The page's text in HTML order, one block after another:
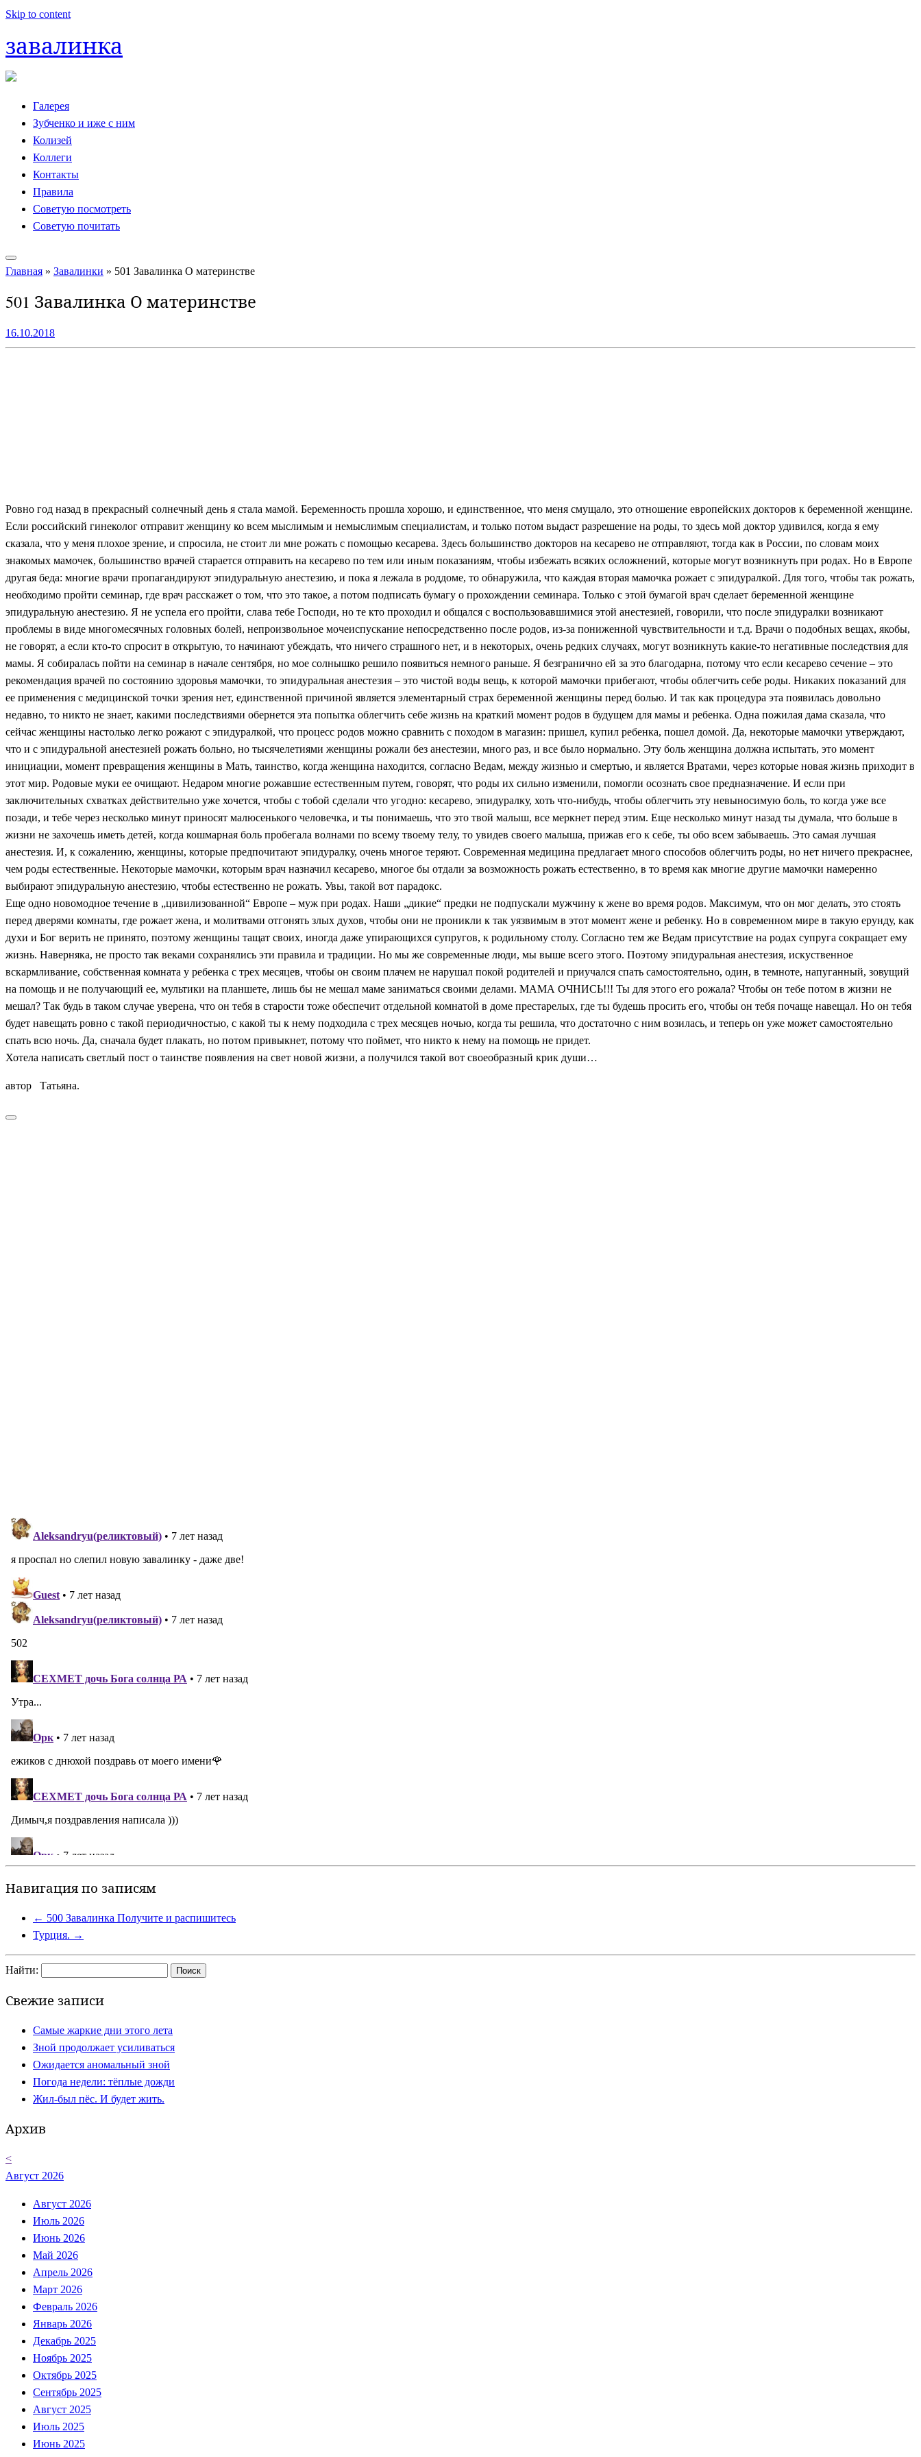
Skip to content
завалинка
Галерея
Зубченко и иже с ним
Колизей
Коллеги
Контакты
Правила
Советую посмотреть
Советую почитать
Главная » Завалинки » 501 Завалинка О материнстве
501 Завалинка О материнстве
16.10.2018
Ровно год назад в прекрасный солнечный день я стала мамой. Беременность прошла хорошо, и единственное, что меня смущало, это отношение европейских докторов к беременной женщине.
Если российский гинеколог отправит женщину ко всем мыслимым и немыслимым специалистам, и только потом выдаст разрешение на роды, то здесь мой доктор удивился, когда я ему
сказала, что у меня плохое зрение, и спросила, не стоит ли мне рожать с помощью кесарева. Здесь большинство докторов на кесарево не отправляют, тогда как в России, по словам моих
знакомых мамочек, большинство врачей старается отправить на кесарево по тем или иным показаниям, чтобы избежать всяких осложнений, которые могут возникнуть при родах. Но в Европе
другая беда: многие врачи пропагандируют эпидуральную анестезию, и пока я лежала в роддоме, то обнаружила, что каждая вторая мамочка рожает с эпидуралкой. Для того, чтобы так рожать,
необходимо пройти семинар, где врач расскажет о том, что это такое, а потом подписать бумагу о прохождении семинара. Только с этой бумагой врач сделает беременной женщине
эпидуральную анестезию. Я не успела его пройти, слава тебе Господи, но те кто проходил и общался с воспользовавшимися этой анестезией, говорили, что после эпидуралки возникают
проблемы в виде многомесячных головных болей, непроизвольное мочеиспускание непосредственно после родов, из-за пониженной чувствительности и т.д. Врачи о подобных вещах, якобы,
не говорят, а если кто-то спросит в открытую, то начинают убеждать, что ничего страшного нет, и в некоторых, очень редких случаях, могут возникнуть какие-то негативные последствия для
мамы. Я собиралась пойти на семинар в начале сентября, но мое солнышко решило появиться немного раньше. Я безгранично ей за это благодарна, потому что если кесарево сечение – это
рекомендация врачей по состоянию здоровья мамочки, то эпидуральная анестезия – это чистой воды вещь, к которой мамочки прибегают, чтобы облегчить себе роды. Никаких показаний для
ее применения с медицинской точки зрения нет, единственной причиной является элементарный страх беременной женщины перед болью. И так как процедура эта появилась довольно
недавно, то никто не знает, какими последствиями обернется эта попытка облегчить себе жизнь на краткий момент родов в будущем для мамы и ребенка. Одна пожилая дама сказала, что
сейчас женщины настолько легко рожают с эпидуралкой, что процесс родов можно сравнить с походом в магазин: пришел, купил ребенка, пошел домой. Да, некоторые мамочки утверждают,
что и с эпидуральной анестезией рожать больно, но тысячелетиями женщины рожали без анестезии, много раз, и все было нормально. Эту боль женщина должна испытать, это момент
инициации, момент превращения женщины в Мать, таинство, когда женщина находится, согласно Ведам, между жизнью и смертью, и является Вратами, через которые новая жизнь приходит в
этот мир. Родовые муки ее очищают. Недаром многие рожавшие естественным путем, говорят, что роды их сильно изменили, помогли осознать свое предназначение. И если при
заключительных схватках действительно уже хочется, чтобы с тобой сделали что угодно: кесарево, эпидуралку, хоть что-нибудь, чтобы облегчить эту невыносимую боль, то когда уже все
позади, и тебе через несколько минут приносят малюсенького человечка, и ты понимаешь, что это твой малыш, все меркнет перед этим. Еще несколько минут назад ты думала, что больше в
жизни не захочешь иметь детей, когда кошмарная боль пробегала волнами по всему твоему телу, то увидев своего малыша, прижав его к себе, ты обо всем забываешь. Это самая лучшая
анестезия. И, к сожалению, женщины, которые предпочитают эпидуралку, очень многое теряют. Современная медицина предлагает много способов облегчить роды, но нет ничего прекраснее,
чем роды естественные. Некоторые мамочки, которым врач назначил кесарево, многое бы отдали за возможность рожать естественно, в то время как многие другие мамочки намеренно
выбирают эпидуральную анестезию, чтобы естественно не рожать. Увы, такой вот парадокс.
Еще одно новомодное течение в „цивилизованной“ Европе – муж при родах. Наши „дикие“ предки не подпускали мужчину к жене во время родов. Максимум, что он мог делать, это стоять
перед дверями комнаты, где рожает жена, и молитвами отгонять злых духов, чтобы они не проникли к так уязвимым в этот момент жене и ребенку. Но в современном мире в такую ерунду, как
духи и Бог верить не принято, поэтому женщины тащат своих, иногда даже упирающихся супругов, к родильному столу. Согласно тем же Ведам присутствие на родах супруга сокращает ему
жизнь. Наверняка, не просто так веками сохранялись эти правила и традиции. Но мы же современные люди, мы выше всего этого. Поэтому эпидуральная анестезия, искуственное
вскармливание, собственная комната у ребенка с трех месяцев, чтобы он своим плачем не нарушал покой родителей и приучался спать самостоятельно, один, в темноте, напуганный, зовущий
на помощь и не получающий ее, мультики на планшете, лишь бы не мешал маме заниматься своими делами. МАМА ОЧНИСЬ!!! Ты для этого его рожала? Чтобы он тебе потом в жизни не
мешал? Так будь в таком случае уверена, что он тебя в старости тоже обеспечит отдельной комнатой в доме престарелых, где ты будешь просить его, чтобы он тебя почаще навещал. Но он тебя
будет навещать ровно с такой периодичностью, с какой ты к нему подходила с трех месяцев ночью, когда ты решила, что достаточно с ним возилась, и теперь он уже может самостоятельно
спать всю ночь. Да, сначала будет плакать, но потом привыкнет, потому что поймет, что никто к нему на помощь не придет.
Хотела написать светлый пост о таинстве появления на свет новой жизни, а получился такой вот своеобразный крик души…
автор Татьяна.
Навигация по записям
← 500 Завалинка Получите и распишитесь
Турция. →
Найти:
Свежие записи
Самые жаркие дни этого лета
Зной продолжает усиливаться
Ожидается аномальный зной
Погода недели: тёплые дожди
Жил-был пёс. И будет жить.
Архив
<
Август 2026
Август 2026
Июль 2026
Июнь 2026
Май 2026
Апрель 2026
Март 2026
Февраль 2026
Январь 2026
Декабрь 2025
Ноябрь 2025
Октябрь 2025
Сентябрь 2025
Август 2025
Июль 2025
Июнь 2025